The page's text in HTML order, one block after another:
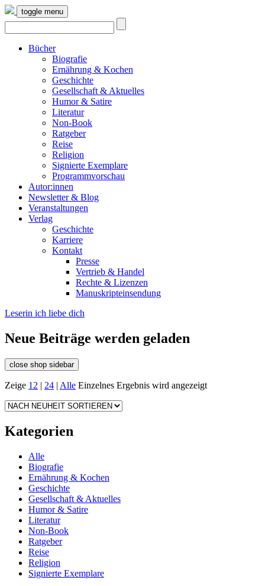
toggle menu
Bücher
Biografie
Ernährung & Kochen
Geschichte
Gesellschaft & Aktuelles
Humor & Satire
Literatur
Non-Book
Ratgeber
Reise
Religion
Signierte Exemplare
Programmvorschau
Autor:innen
Newsletter & Blog
Veranstaltungen
Verlag
Geschichte
Karriere
Kontakt
Presse
Vertrieb & Handel
Rechte & Lizenzen
Manuskripteinsendung
Leserin ich liebe dich
Neue Beiträge werden geladen
close shop sidebar
Zeige 12 | 24 | Alle Einzelnes Ergebnis wird angezeigt
Kategorien
Alle
Biografie
Ernährung & Kochen
Geschichte
Gesellschaft & Aktuelles
Humor & Satire
Literatur
Non-Book
Ratgeber
Reise
Religion
Signierte Exemplare